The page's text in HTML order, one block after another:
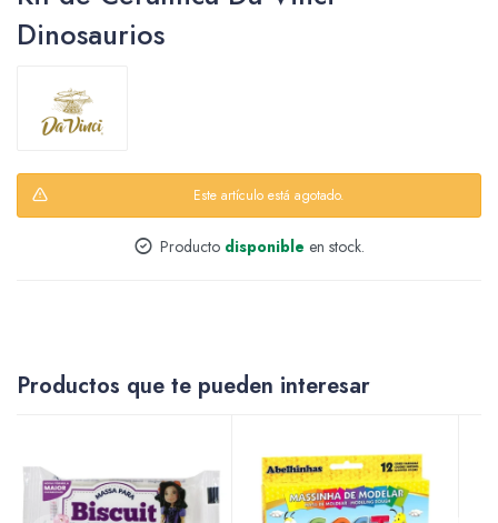
Dinosaurios
Este artículo está agotado.
Producto disponible en stock.
Productos que te pueden interesar
Maquillaje